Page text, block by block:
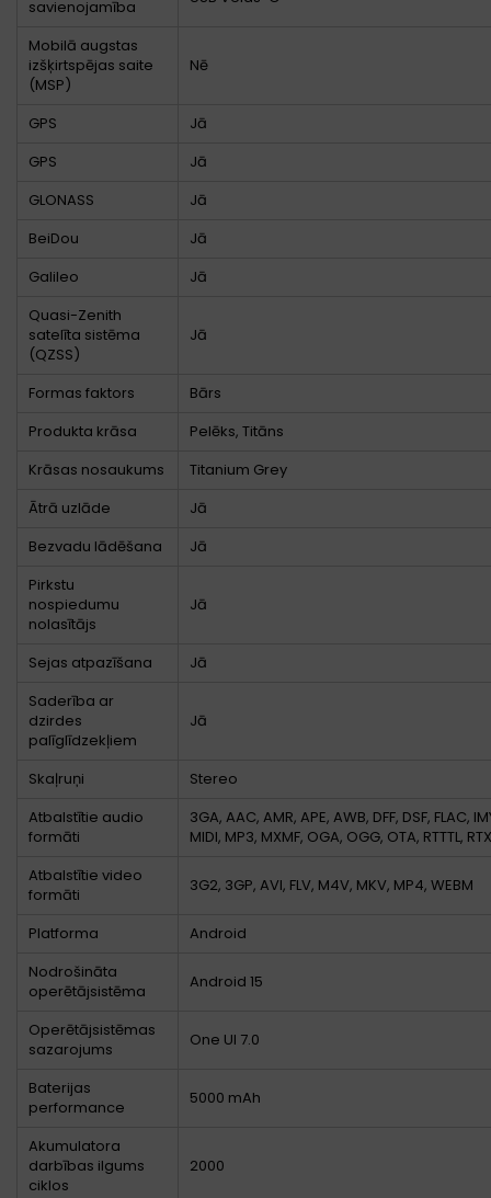
savienojamība
Mobilā augstas
izšķirtspējas saite
(MSP)
Nē
GPS
Jā
GPS
Jā
GLONASS
Jā
BeiDou
Jā
Galileo
Jā
Quasi-Zenith
satelīta sistēma
(QZSS)
Jā
Formas faktors
Bārs
Produkta krāsa
Pelēks, Titāns
Krāsas nosaukums
Titanium Grey
Ātrā uzlāde
Jā
Bezvadu lādēšana
Jā
Pirkstu
nospiedumu
nolasītājs
Jā
Sejas atpazīšana
Jā
Saderība ar
dzirdes
palīglīdzekļiem
Jā
Skaļruņi
Stereo
Atbalstītie audio
formāti
3GA, AAC, AMR, APE, AWB, DFF, DSF,
MIDI, MP3, MXMF, OGA, OGG, OTA, RTTTL,
Atbalstītie video
formāti
3G2, 3GP, AVI, FLV, M4V, MKV, MP4, WEBM
Platforma
Android
Nodrošināta
operētājsistēma
Android 15
Operētājsistēmas
sazarojums
One UI 7.0
Baterijas
performance
5000 mAh
Akumulatora
darbības ilgums
ciklos
2000